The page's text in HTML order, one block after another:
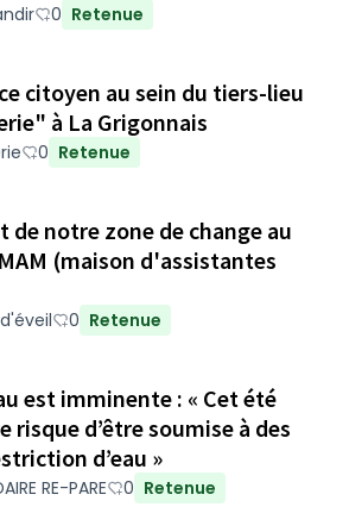
0 Retenue
citoyen au sein du tiers-lieu
à La Grigonnais
0 Retenue
de notre zone de change au
(maison d'assistantes
0 Retenue
est imminente : « Cet été
risque d’être soumise à des
d’eau »
RE-PARE 0 Retenue